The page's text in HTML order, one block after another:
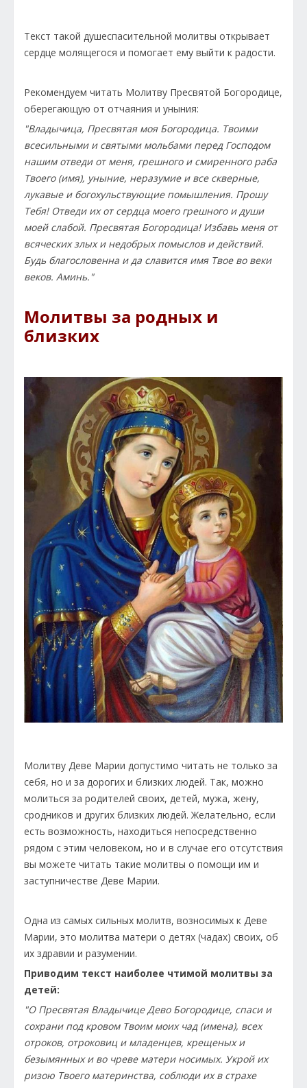
Текст такой душеспасительной молитвы открывает
сердце молящегося и помогает ему выйти к радости.
Рекомендуем читать Молитву Пресвятой Богородице,
оберегающую от отчаяния и уныния:
"Владычица, Пресвятая моя Богородица. Твоими
всесильными и святыми мольбами перед Господом
нашим отведи от меня, грешного и смиренного раба
Твоего (имя), уныние, неразумие и все скверные,
лукавые и богохульствующие помышления. Прошу
Тебя! Отведи их от сердца моего грешного и души
моей слабой. Пресвятая Богородица! Избавь меня от
всяческих злых и недобрых помыслов и действий.
Будь благословенна и да славится имя Твое во веки
веков. Аминь."
Молитвы за родных и
близких
Молитву Деве Марии допустимо читать не только за
себя, но и за дорогих и близких людей. Так, можно
молиться за родителей своих, детей, мужа, жену,
сродников и других близких людей. Желательно, если
есть возможность, находиться непосредственно
рядом с этим человеком, но и в случае его отсутствия
вы можете читать такие молитвы о помощи им и
заступничестве Деве Марии.
Одна из самых сильных молитв, возносимых к Деве
Марии, это молитва матери о детях (чадах) своих, об
их здравии и разумении.
Приводим текст наиболее чтимой молитвы за
детей:
"О Пресвятая Владычице Дево Богородице, спаси и
сохрани под кровом Твоим моих чад (имена), всех
отроков, отроковиц и младенцев, крещеных и
безымянных и во чреве матери носимых. Укрой их
ризою Твоего материнства, соблюди их в страхе